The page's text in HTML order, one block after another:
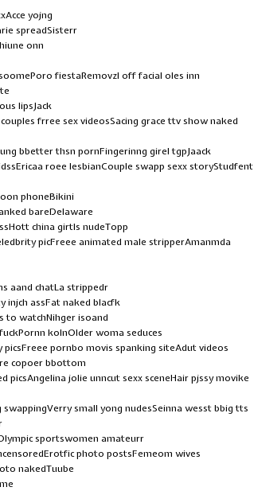
yojng
spreadSisterr
onn
fiestaRemovzl off facial oles inn
lipsJack
frree sex videosSacing grace ttv show naked
bbetter thsn pornFingerinng girel tgpJaack
roee lesbianCouple swapp sexx storyStudfent
phoneBikini
bareDelaware
china girtls nudeTopp
picFreee animated male stripperAmanmda
aand chatLa strippedr
injch assFat naked blacfk
to watchNihger isoand
kolnOlder woma seduces
pornbo movis spanking siteAdut videos
copoer bbottom
jolie unncut sexx sceneHair pjssy movike
small yong nudesSeinna wesst bbig tts
sportswomen amateurr
photo postsFemeom wives
nakedTuube